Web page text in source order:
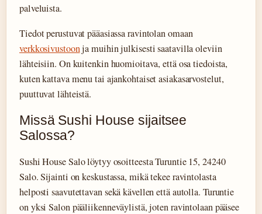
palveluista.
Tiedot perustuvat pääasiassa ravintolan omaan
verkkosivustoonja muihin julkisesti saatavilla oleviin
lähteisiin. On kuitenkin huomioitava, että osa tiedoista,
kuten kattava menu tai ajankohtaiset asiakasarvostelut,
puuttuvat lähteistä.
Missä Sushi House sijaitsee
Salossa?
Sushi House Salo löytyy osoitteesta Turuntie 15, 24240
Salo. Sijainti on keskustassa, mikä tekee ravintolasta
helposti saavutettavan sekä kävellen että autolla. Turuntie
on yksi Salon pääliikenneväylistä, joten ravintolaan pääsee